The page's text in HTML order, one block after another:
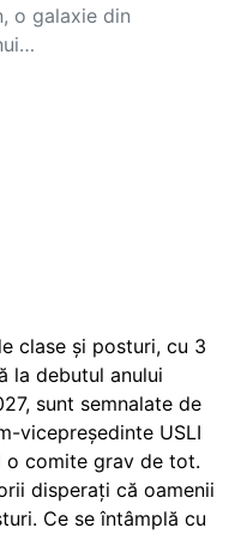
o galaxie din
clase și posturi, cu 3
la debutul anului
sunt semnalate de
vicepreședinte USLI
o comite grav de tot.
disperați că oamenii
Ce se întâmplă cu